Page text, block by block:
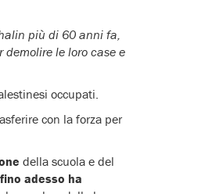
più di 60 anni fa,
le loro case e
occupati.
con la forza per
della scuola e del
adesso ha